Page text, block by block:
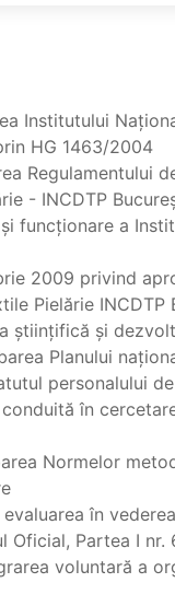
Institutului
HG 1463/2004
Regulamentului
- INCDTP
funcţionare a
2009 privind
Pielărie INCDTP
ştiinţifică şi
Planului
personalului
în
Normelor
în
Oficial, Partea I
voluntară a